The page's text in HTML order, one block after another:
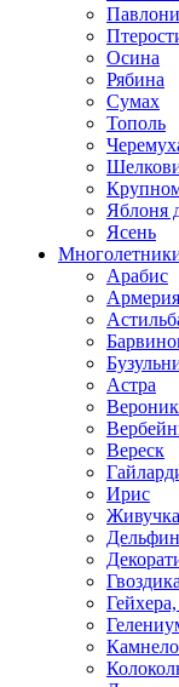
Осина
Рябина
Сумах
Тополь
Яблоня
Ясень
Арабис
Армерия
Астра
Вереск
Ирис
Живучка
Гвоздика